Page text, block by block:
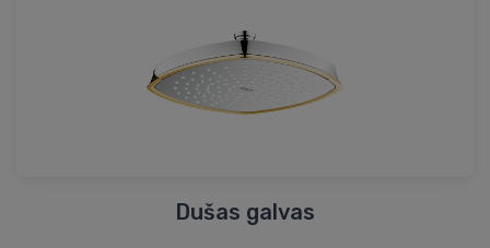
Dušas galvas